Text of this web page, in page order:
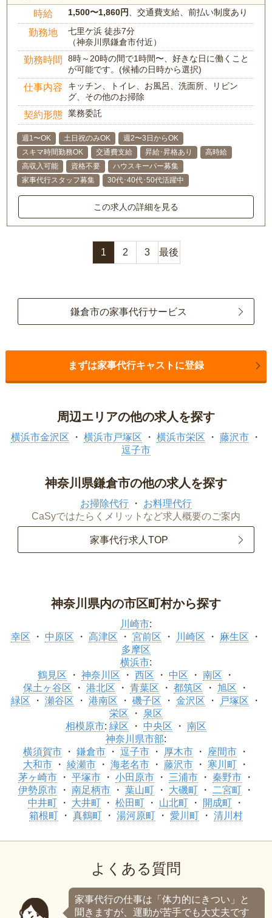
時給 1,500〜1,860円、交通費支給、前払い制度あり
勤務地
七里ケ浜 徒歩7分
（神奈川県鎌倉市付近）
勤務時間
8時～20時の間で1時間〜、好きな日に働くこと
が可能です。(候補の日時から選択)
仕事内容
キッチン、トイレ、お風呂、洗面所、リビン
グ、その他のお掃除
契約形態 業務委託
週1〜OK 土日祝のみOK
週2〜3日からOK
スキマ時間勤務OK
交通費支給 昇給･昇格あり
高時給
高収入可能
資格不要
ハウスキーパー募集
家事代行スタッフ募集
30代･40代･50代活躍中
この求人の詳細を見る
1 2 3 最後
鎌倉市の家事代行サービス
まずは家事代行キャストに登録
周辺エリアの他の求人を探す
横浜市金沢区 横浜市戸塚区 横浜市栄区
藤沢市
逗子市
神奈川県鎌倉市の他の求人を探す
お掃除代行
お料理代行
CaSyではたらくメリットなど求人概要のご案内
家事代行求人TOP
神奈川県内の市区町村から探す
川崎市:
幸区
中原区 高津区 宮前区 川崎区
麻生区
多摩区
横浜市:
鶴見区
神奈川区 西区 中区
南区
保土ヶ谷区
港北区 青葉区 都筑区
旭区
緑区
瀬谷区 港南区 磯子区 金沢区
戸塚区
栄区
泉区
相模原市: 緑区 中央区
南区
神奈川県市部:
横須賀市
鎌倉市 逗子市 厚木市
座間市
大和市
綾瀬市 海老名市 藤沢市
寒川町
茅ヶ崎市
平塚市 小田原市 三浦市
秦野市
伊勢原市
南足柄市 葉山町 大磯町
二宮町
中井町
大井町 松田町 山北町
開成町
箱根町
真鶴町 湯河原町 愛川町 清川村
よくある質問
家事代行の仕事は「体力的にきつい」と
聞きますが、運動が苦手でも大丈夫です